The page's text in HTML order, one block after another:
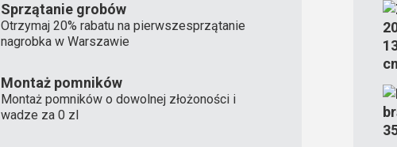
Sprzątanie grobów
Otrzymaj 20% rabatu na pierwszesprzątanie
nagrobka w Warszawie
Montaż pomników
Montaż pomników o dowolnej złożoności i
wadze za 0 zl